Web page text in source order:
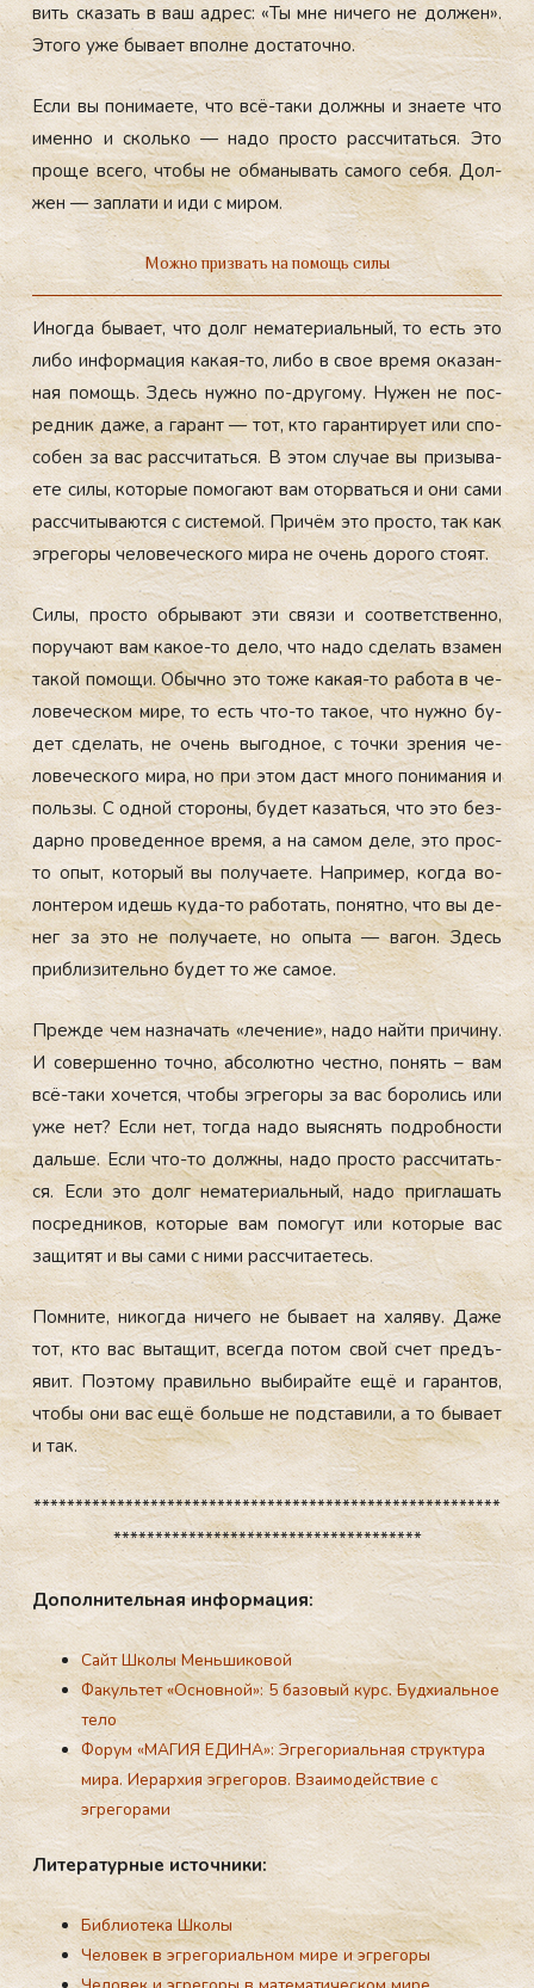
вить ска­зать в ваш ад­рес: «Ты мне ни­чего не дол­жен».
Это­го уже бы­ва­ет впол­не дос­та­точ­но.
Ес­ли вы по­нима­ете, что всё-та­ки дол­жны и зна­ете что
имен­но и сколь­ко — на­до прос­то рас­счи­тать­ся. Это
про­ще все­го, что­бы не об­ма­нывать са­мого се­бя. Дол­
жен — зап­ла­ти и иди с ми­ром.
Можно призвать на помощь силы
Иног­да бы­ва­ет, что долг не­мате­ри­аль­ный, то есть это
ли­бо ин­форма­ция ка­кая-то, ли­бо в свое вре­мя ока­зан­
ная по­мощь. Здесь нуж­но по-дру­гому. Ну­жен не пос­
редник да­же, а га­рант — тот, кто га­ран­ти­ру­ет или спо­
собен за вас рас­счи­тать­ся. В этом слу­чае вы при­зыва­
ете си­лы, ко­торые по­мога­ют вам отор­вать­ся и они са­ми
рас­счи­тыва­ют­ся с сис­те­мой. При­чём это прос­то, так как
эг­ре­горы че­лове­чес­ко­го ми­ра не очень до­рого сто­ят.
Си­лы, прос­то об­ры­ва­ют эти свя­зи и со­от­ветс­твен­но,
по­руча­ют вам ка­кое-то де­ло, что на­до сде­лать вза­мен
та­кой по­мощи. Обыч­но это то­же ка­кая-то ра­бота в че­
лове­чес­ком ми­ре, то есть что-то та­кое, что нуж­но бу­
дет сде­лать, не очень вы­год­ное, с точ­ки зре­ния че­
лове­чес­ко­го ми­ра, но при этом даст мно­го по­нима­ния и
поль­зы. С од­ной сто­роны, бу­дет ка­зать­ся, что это без­
дарно про­веден­ное вре­мя, а на са­мом де­ле, это прос­
то опыт, ко­торый вы по­луча­ете. Нап­ри­мер, ког­да во­
лон­те­ром идешь ку­да-то ра­ботать, по­нят­но, что вы де­
нег за это не по­луча­ете, но опы­та — ва­гон. Здесь
приб­ли­зитель­но бу­дет то же са­мое.
Преж­де чем наз­на­чать «ле­чение», на­до най­ти при­чину.
И со­вер­шенно точ­но, аб­со­лют­но чес­тно, по­нять – вам
всё-та­ки хо­чет­ся, что­бы эг­ре­горы за вас бо­ролись или
уже нет? Ес­ли нет, тог­да на­до вы­яс­нять под­робнос­ти
даль­ше. Ес­ли что-то дол­жны, на­до прос­то рас­счи­тать­
ся. Ес­ли это долг не­мате­ри­аль­ный, на­до приг­ла­шать
пос­редни­ков, ко­торые вам по­могут или ко­торые вас
за­щитят и вы са­ми с ни­ми рас­счи­та­етесь.
Пом­ни­те, ни­ког­да ни­чего не бы­ва­ет на ха­ляву. Да­же
тот, кто вас вы­тащит, всег­да по­том свой счет предъ­
явит. По­это­му пра­виль­но вы­бирай­те ещё и га­ран­тов,
что­бы они вас ещё боль­ше не под­ста­вили, а то бы­ва­ет
и так.
********************************************************
*************************************
До­пол­ни­тель­ная ин­форма­ция:
Сайт Школы Меньшиковой
Факультет «Основной»:5 базовый курс. Будхиальное
тело
Форум «МАГИЯ ЕДИНА»: Эгрегориальная структура
мира. Иерархия эгрегоров. Взаимодействие с
эгрегорами
Ли­тера­тур­ные ис­точни­ки:
Библиотека Школы
Человек в эгрегориальном мире и эгрегоры